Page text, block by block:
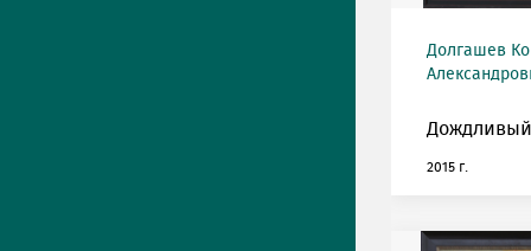
Долгашев
2015 г.